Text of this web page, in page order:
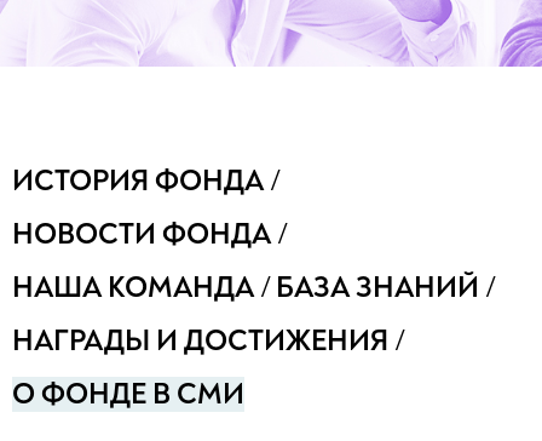
ИСТОРИЯ ФОНДА/
НОВОСТИ ФОНДА/
НАША КОМАНДА/ БАЗА ЗНАНИЙ /
НАГРАДЫ И ДОСТИЖЕНИЯ /
О ФОНДЕ В СМИ